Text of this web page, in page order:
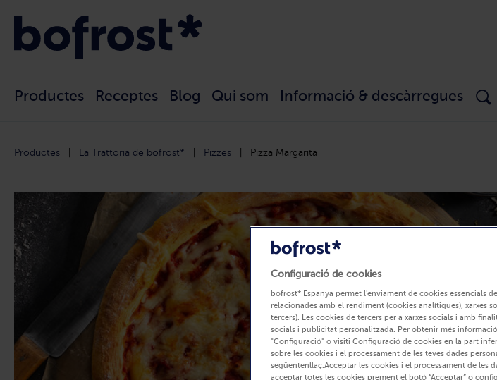
Productes Receptes Blog Qui som Informació & descàrregues
Productes La Trattoria de bofrost* Pizzes Pizza Margarita
Configuració de cookies
bofrost* Espanya permet l'enviament de cookies essencials
relacionades amb el rendiment (cookies analítiques), xarxes
tercers). Les cookies de tercers per a xarxes socials i amb
socials i publicitat personalitzada. Per obtenir més
"Configuració" o visiti Configuració de cookies en la part
sobre les cookies i el processament de les teves dades
següentenllaç.Acceptar les cookies i el processament de les
acceptar totes les cookies prement el botó “Acceptar” o